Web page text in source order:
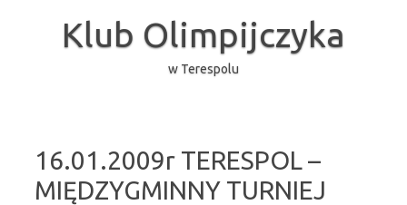
Klub Olimpijczyka
w Terespolu
16.01.2009r TERESPOL –
MIĘDZYGMINNY TURNIEJ